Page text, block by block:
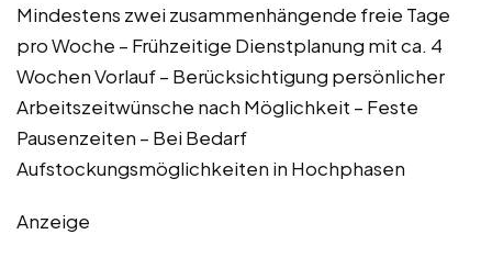
Mindestens zwei zusammenhängende freie Tage
pro Woche – Frühzeitige Dienstplanung mit ca. 4
Wochen Vorlauf – Berücksichtigung persönlicher
Arbeitszeitwünsche nach Möglichkeit – Feste
Pausenzeiten – Bei Bedarf
Aufstockungsmöglichkeiten in Hochphasen
Anzeige